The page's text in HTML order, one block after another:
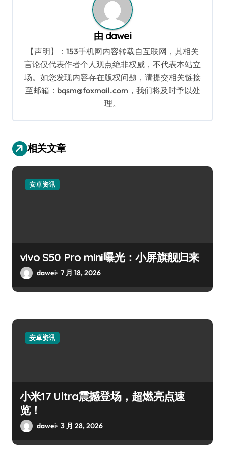
由 dawei
【声明】：153手机网内容转载自互联网，其相关
言论仅代表作者个人观点绝非权威，不代表本站立
场。如您发现内容存在版权问题，请提交相关链接
至邮箱：bqsm@foxmail.com，我们将及时予以处
理。
相关文章
安卓资讯
vivo S50 Pro mini曝光：小屏旗舰归来
dawei 7 月 18, 2026
安卓资讯
小米17 Ultra震撼登场，超燃亮点速
览！
dawei 3 月 28, 2026